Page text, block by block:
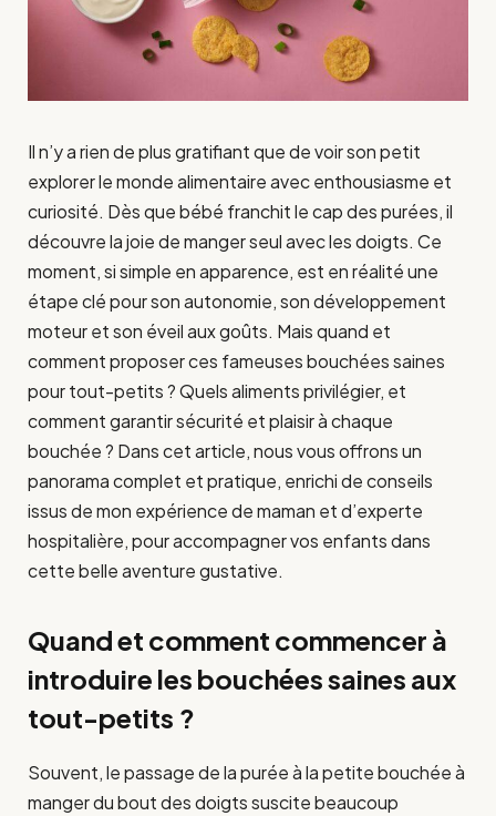
Il n’y a rien de plus gratifiant que de voir son petit
explorer le monde alimentaire avec enthousiasme et
curiosité. Dès que bébé franchit le cap des purées, il
découvre la joie de manger seul avec les doigts. Ce
moment, si simple en apparence, est en réalité une
étape clé pour son autonomie, son développement
moteur et son éveil aux goûts. Mais quand et
comment proposer ces fameuses bouchées saines
pour tout-petits ? Quels aliments privilégier, et
comment garantir sécurité et plaisir à chaque
bouchée ? Dans cet article, nous vous offrons un
panorama complet et pratique, enrichi de conseils
issus de mon expérience de maman et d’experte
hospitalière, pour accompagner vos enfants dans
cette belle aventure gustative.
Quand et comment commencer à
introduire les bouchées saines aux
tout-petits ?
Souvent, le passage de la purée à la petite bouchée à
manger du bout des doigts suscite beaucoup